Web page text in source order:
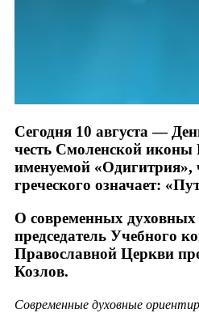
Сегодня 10 августа —
честь Смоленской
именуемой «Одигитрия»,
греческого означает:
О современных
председатель Учебного
Православной Церкви
Козлов.
Современные духовные